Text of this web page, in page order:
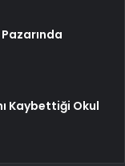
Kaybettiği Okul